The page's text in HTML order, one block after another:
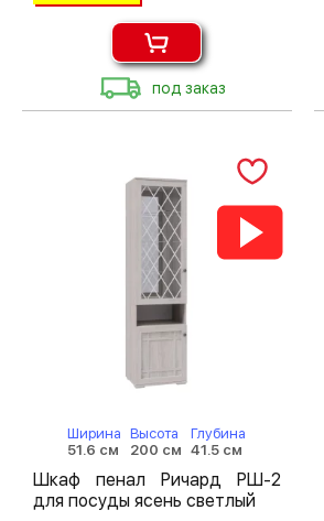
под заказ
Ширина
51.6 см
Высота
200 см
Глубина
41.5 см
Шкаф пенал Ричард РШ-2
для посуды ясень светлый